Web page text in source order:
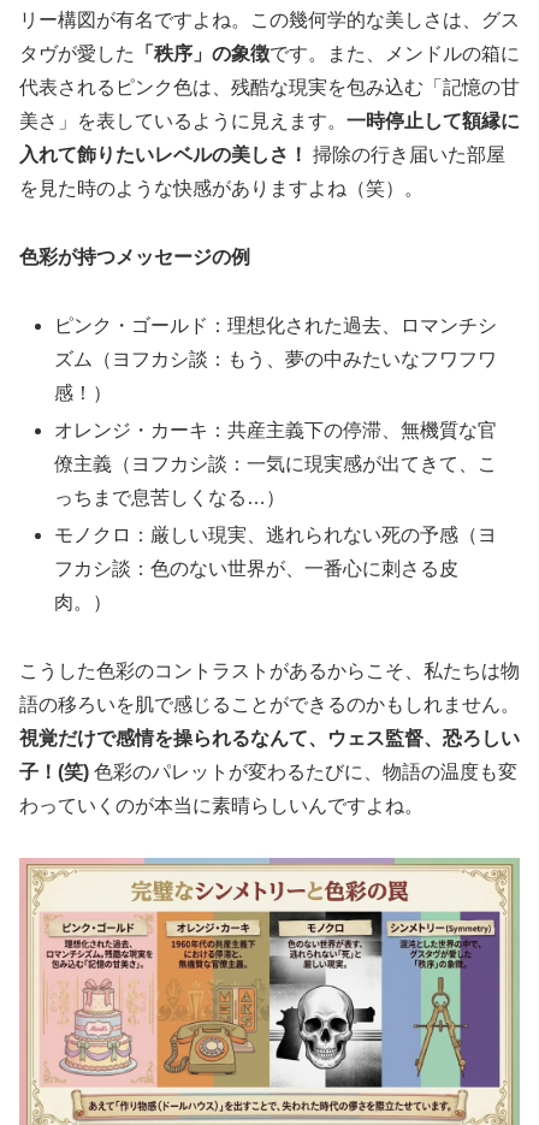
リー構図が有名ですよね。この幾何学的な美しさは、グス
タヴが愛した
「秩序」の象徴です。また、メンドルの箱に
代表されるピンク色は、残酷な現実を包み込む「記憶の甘
美さ」を表しているように見えます。 一時停止して額縁に
入れて飾りたいレベルの美しさ！ 掃除の行き届いた部屋
を見た時のような快感がありますよね（笑）。
色彩が持つメッセージの例
ピンク・ゴールド：理想化された過去、ロマンチシ
ズム（ヨフカシ談：もう、夢の中みたいなフワフワ
感！）
オレンジ・カーキ：共産主義下の停滞、無機質な官
僚主義（ヨフカシ談：一気に現実感が出てきて、こ
っちまで息苦しくなる…）
モノクロ：厳しい現実、逃れられない死の予感（ヨ
フカシ談：色のない世界が、一番心に刺さる皮
肉。）
こうした色彩のコントラストがあるからこそ、私たちは物
語の移ろいを肌で感じることができるのかもしれません。
視覚だけで感情を操られるなんて、ウェス監督、恐ろしい
子！(笑) 色彩のパレットが変わるたびに、物語の温度も変
わっていくのが本当に素晴らしいんですよね。